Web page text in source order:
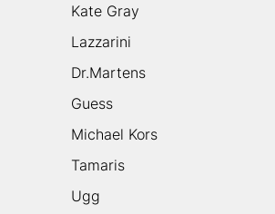
Kate Gray
Lazzarini
Dr.Martens
Guess
Michael Kors
Tamaris
Ugg